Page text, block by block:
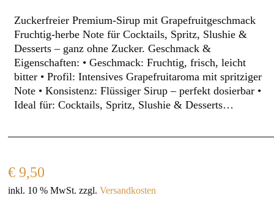
Zuckerfreier Premium-Sirup mit Grapefruitgeschmack
Fruchtig-herbe Note für Cocktails, Spritz, Slushie &
Desserts – ganz ohne Zucker. Geschmack &
Eigenschaften: • Geschmack: Fruchtig, frisch, leicht
bitter • Profil: Intensives Grapefruitaroma mit spritziger
Note • Konsistenz: Flüssiger Sirup – perfekt dosierbar •
Ideal für: Cocktails, Spritz, Slushie & Desserts…
€ 9,50
inkl. 10 % MwSt. zzgl.Versandkosten